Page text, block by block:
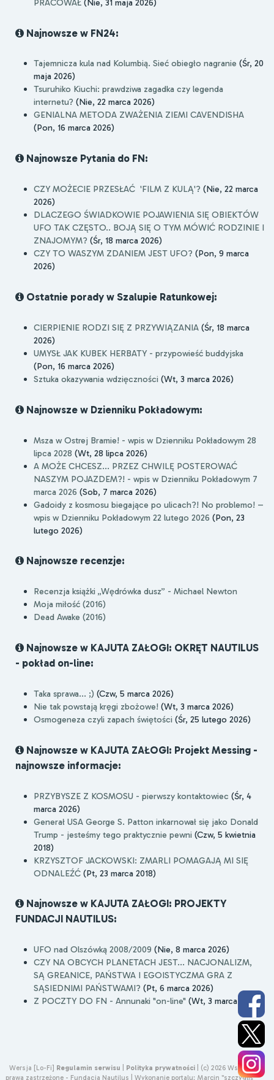
PRACOWAŁ (Nie, 31 maja 2026)
Najnowsze w FN24:
Tajemnicza kula nad Kolumbią. Sieć obiegło nagranie (Śr, 20
maja 2026)
Tsuruhiko Kiuchi: prawdziwa zagadka czy legenda
internetu? (Nie, 22 marca 2026)
GENIALNA METODA ZWAŻENIA ZIEMI CAVENDISHA
(Pon, 16 marca 2026)
Najnowsze Pytania do FN:
CZY MOŻECIE PRZESŁAĆ 'FILM Z KULĄ'? (Nie, 22 marca
2026)
DLACZEGO ŚWIADKOWIE POJAWIENIA SIĘ OBIEKTÓW
UFO TAK CZĘSTO.. BOJĄ SIĘ O TYM MÓWIĆ RODZINIE I
ZNAJOMYM? (Śr, 18 marca 2026)
CZY TO WASZYM ZDANIEM JEST UFO? (Pon, 9 marca
2026)
Ostatnie porady w Szalupie Ratunkowej:
CIERPIENIE RODZI SIĘ Z PRZYWIĄZANIA (Śr, 18 marca
2026)
UMYSŁ JAK KUBEK HERBATY - przypowieść buddyjska
(Pon, 16 marca 2026)
Sztuka okazywania wdzięczności (Wt, 3 marca 2026)
Najnowsze w Dzienniku Pokładowym:
Msza w Ostrej Bramie! - wpis w Dzienniku Pokładowym 28
lipca 2028 (Wt, 28 lipca 2026)
A MOŻE CHCESZ... PRZEZ CHWILĘ POSTEROWAĆ
NASZYM POJAZDEM?! - wpis w Dzienniku Pokładowym 7
marca 2026 (Sob, 7 marca 2026)
Gadoidy z kosmosu biegające po ulicach?! No problemo! –
wpis w Dzienniku Pokładowym 22 lutego 2026 (Pon, 23
lutego 2026)
Najnowsze recenzje:
Recenzja książki „Wędrówka dusz” - Michael Newton
Moja miłość (2016)
Dead Awake (2016)
Najnowsze w KAJUTA ZAŁOGI: OKRĘT NAUTILUS
- pokład on-line:
Taka sprawa... ;) (Czw, 5 marca 2026)
Nie tak powstają kręgi zbożowe! (Wt, 3 marca 2026)
Osmogeneza czyli zapach świętości (Śr, 25 lutego 2026)
Najnowsze w KAJUTA ZAŁOGI: Projekt Messing -
najnowsze informacje:
PRZYBYSZE Z KOSMOSU - pierwszy kontaktowiec (Śr, 4
marca 2026)
Generał USA George S. Patton inkarnował się jako Donald
Trump - jesteśmy tego praktycznie pewni (Czw, 5 kwietnia
2018)
KRZYSZTOF JACKOWSKI: ZMARLI POMAGAJĄ MI SIĘ
ODNALEŹĆ (Pt, 23 marca 2018)
Najnowsze w KAJUTA ZAŁOGI: PROJEKTY
FUNDACJI NAUTILUS:
UFO nad Olszówką 2008/2009 (Nie, 8 marca 2026)
CZY NA OBCYCH PLANETACH JEST... NACJONALIZM,
SĄ GREANICE, PAŃSTWA I EGOISTYCZMA GRA Z
SĄSIEDNIMI PAŃSTWAMI? (Pt, 6 marca 2026)
Z POCZTY DO FN - Annunaki "on-line" (Wt, 3 marca 2026)
Wersja [Lo-Fi] Regulamin serwisu Polityka prywatności
(c) 2026 Wszelkie
prawa zastrzeżone - Fundacja Nautilus | Wykonanie portalu: Marcin "szczygliś"